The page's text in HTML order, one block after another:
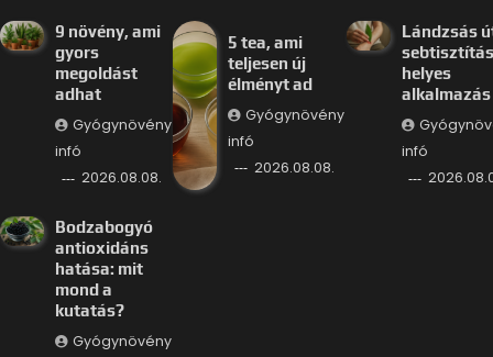
9 növény, ami
gyors
megoldást
adhat
Gyógynövény
infó
2026.08.08.
5 tea, ami
teljesen új
élményt ad
Gyógynövény
infó
2026.08.08.
Lándzsás
helyes
alkalmazás
infó
Bodzabogyó
antioxidáns
hatása: mit
mond a
kutatás?
Gyógynövény